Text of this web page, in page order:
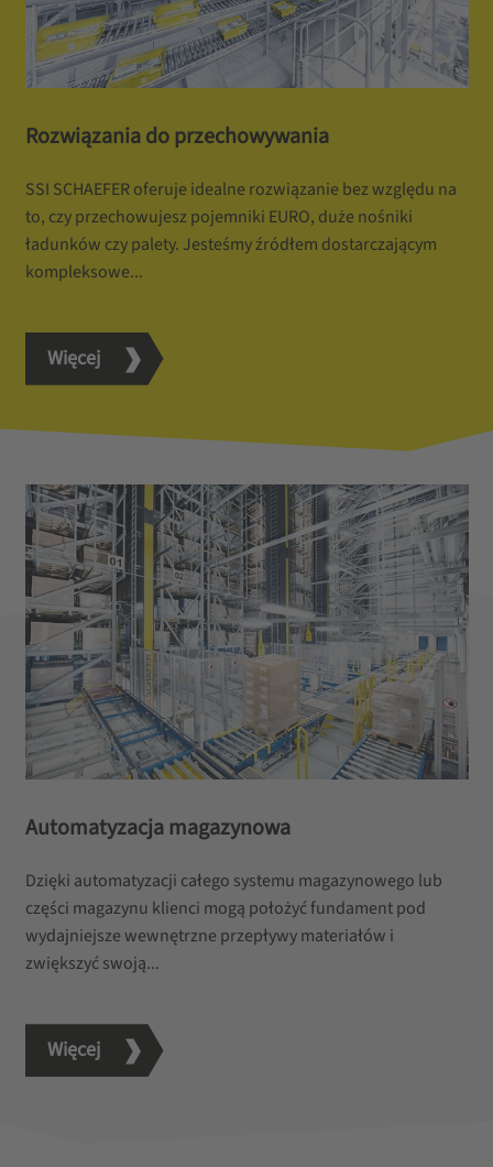
Rozwiązania do przechowywania
SSI SCHAEFER oferuje idealne rozwiązanie bez względu na
to, czy przechowujesz pojemniki EURO, duże nośniki
ładunków czy palety. Jesteśmy źródłem dostarczającym
kompleksowe...
Więcej
Automatyzacja magazynowa
Dzięki automatyzacji całego systemu magazynowego lub
części magazynu klienci mogą położyć fundament pod
wydajniejsze wewnętrzne przepływy materiałów i
zwiększyć swoją...
Więcej